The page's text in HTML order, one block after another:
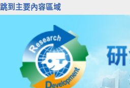
跳到主要內容區域